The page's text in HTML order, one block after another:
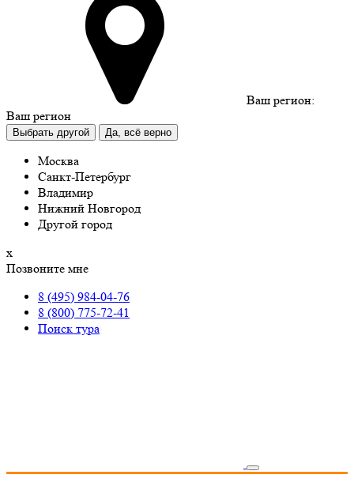
Ваш регион:
Ваш регион
Выбрать другой Да, всё верно
Москва
Санкт-Петербург
Владимир
Нижний Новгород
Другой город
х
Позвоните мне
8 (495) 984-04-76
8 (800) 775-72-41
Поиск тура